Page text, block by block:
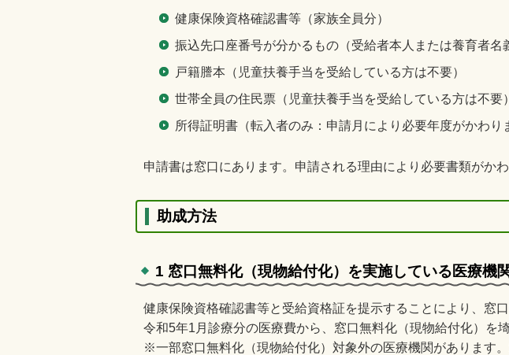
健康保険資格確認書等（家族全員分）
振込先口座番号が分かるもの（受給者本人または養育者名
戸籍謄本（児童扶養手当を受給している方は不要）
世帯全員の住民票（児童扶養手当を受給している方は不要）
所得証明書（転入者のみ：申請月により必要年度がかわり
申請書は窓口にあります。申請される理由により必要書類がか
助成方法
1 窓口無料化（現物給付化）を実施している医療機
健康保険資格確認書等と受給資格証を提示することにより、窓
令和5年1月診療分の医療費から、窓口無料化（現物給付化）を
※一部窓口無料化（現物給付化）対象外の医療機関があります